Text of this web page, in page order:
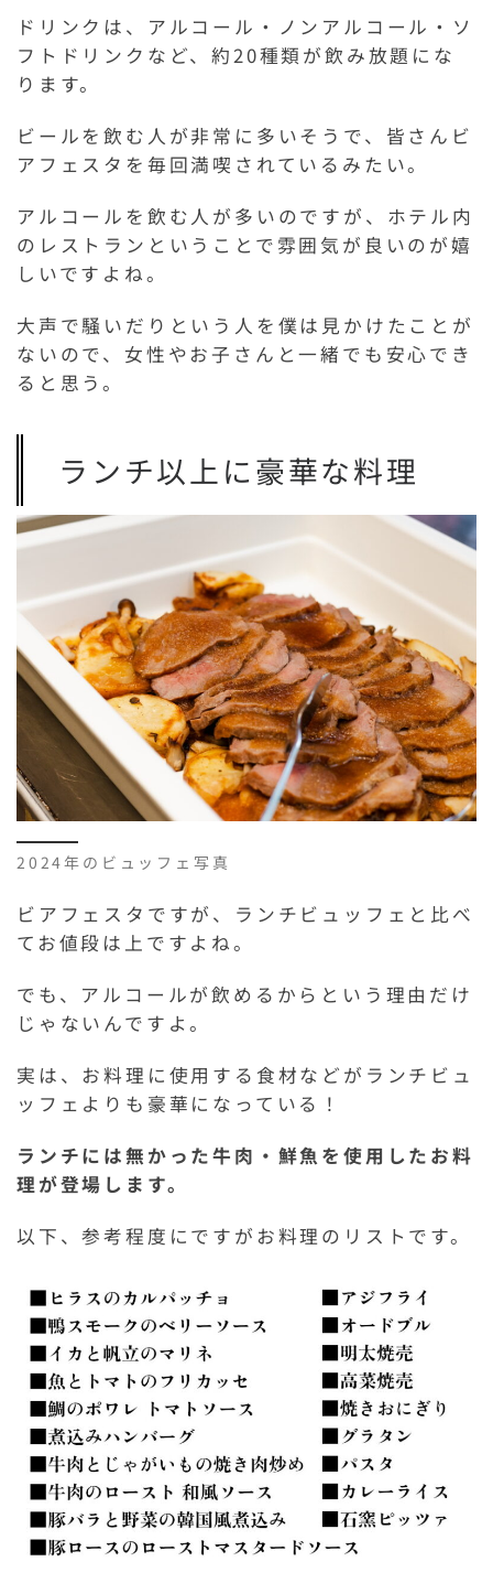
ドリンクは、アルコール・ノンアルコール・ソ
フトドリンクなど、約20種類が飲み放題にな
ります。
ビールを飲む人が非常に多いそうで、皆さんビ
アフェスタを毎回満喫されているみたい。
アルコールを飲む人が多いのですが、ホテル内
のレストランということで雰囲気が良いのが嬉
しいですよね。
大声で騒いだりという人を僕は見かけたことが
ないので、女性やお子さんと一緒でも安心でき
ると思う。
ランチ以上に豪華な料理
2024年のビュッフェ写真
ビアフェスタですが、ランチビュッフェと比べ
てお値段は上ですよね。
でも、アルコールが飲めるからという理由だけ
じゃないんですよ。
実は、お料理に使用する食材などがランチビュ
ッフェよりも豪華になっている！
ランチには無かった牛肉・鮮魚を使用したお料
理が登場します。
以下、参考程度にですがお料理のリストです。